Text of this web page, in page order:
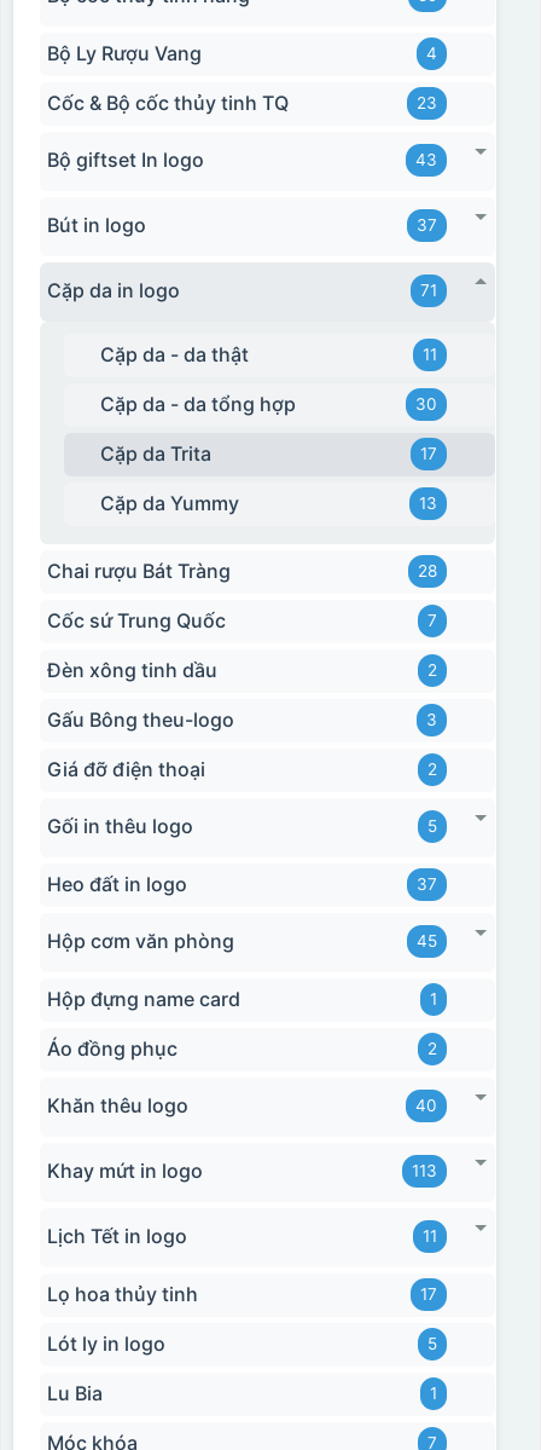
Bộ Ly Rượu Vang 4
Cốc & Bộ cốc thủy tinh TQ 23
Bộ giftset In logo 43
Bút in logo 37
Cặp da in logo 71
Cặp da - da thật 11
Cặp da - da tổng hợp 30
Cặp da Trita 17
Cặp da Yummy 13
Chai rượu Bát Tràng 28
Cốc sứ Trung Quốc 7
Đèn xông tinh dầu 2
Gấu Bông theu-logo 3
Giá đỡ điện thoại 2
Gối in thêu logo 5
Heo đất in logo 37
Hộp cơm văn phòng 45
Hộp đựng name card 1
Áo đồng phục 2
Khăn thêu logo 40
Khay mứt in logo 113
Lịch Tết in logo 11
Lọ hoa thủy tinh 17
Lót ly in logo 5
Lu Bia 1
Móc khóa 7